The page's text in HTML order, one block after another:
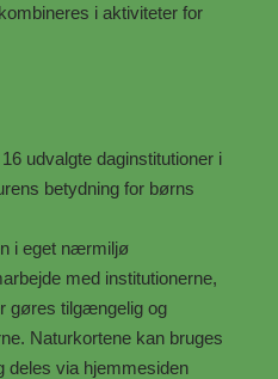
i aktiviteter for
udvalgte daginstitutioner i
betydning for børns
i eget nærmiljø
med institutionerne,
gøres tilgængelig og
Naturkortene kan bruges
deles via hjemmesiden